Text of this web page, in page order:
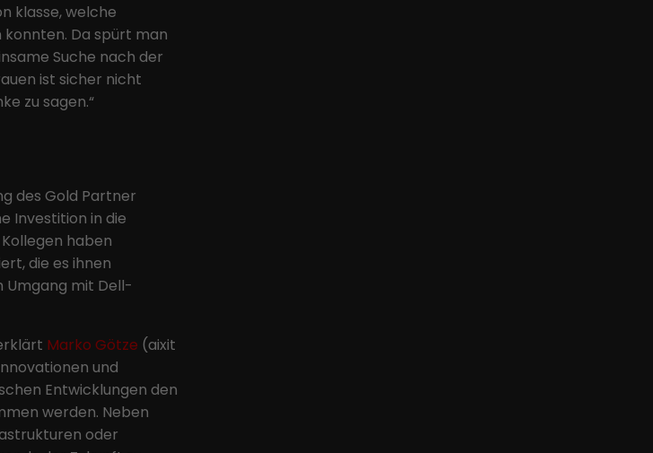
klasse, welche
Da spürt man
Suche nach der
ist sicher nicht
zu sagen.“
des Gold Partner
Investition in die
haben
die es ihnen
Umgang mit Dell-
Marko Götze (aixit
und
Entwicklungen den
werden. Neben
oder
die Quelle, aus der sie stammen,
Seiten in anonymisierter Form.
Cookie wird von Google Analytics
Das Cookie wird verwendet, um
, Sitzungs- und Kampagnendaten
und die Nutzung der Website
Analysebericht der Website zu
generierte Nummer zu, um
Besucher zu identifizieren.